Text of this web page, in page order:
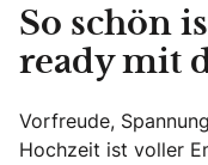
So schön
ready mit
Vorfreude,
Hochzeit ist voller